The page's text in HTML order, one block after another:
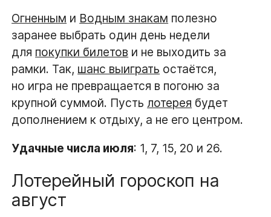
Огненным и Водным знакам полезно
заранее выбрать один день недели
для покупки билетов и не выходить за
рамки. Так, шанс выиграть остаётся,
но игра не превращается в погоню за
крупной суммой. Пусть лотерея будет
дополнением к отдыху, а не его центром.
Удачные числа июля: 1, 7, 15, 20 и 26.
Лотерейный гороскоп на
август